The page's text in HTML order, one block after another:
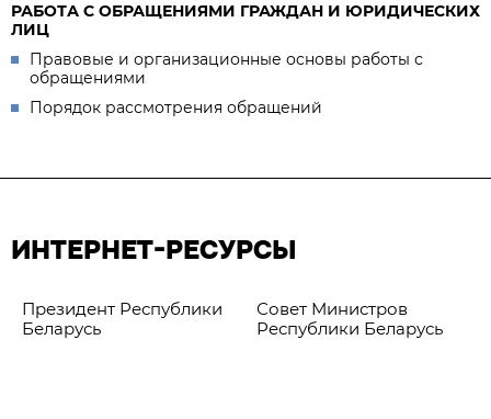
РАБОТА С ОБРАЩЕНИЯМИ ГРАЖДАН И ЮРИДИЧЕСКИХ
ЛИЦ
Правовые и организационные основы работы с
обращениями
Порядок рассмотрения обращений
ИНТЕРНЕТ-РЕСУРСЫ
Президент Республики
Беларусь
Совет Министров
Республики Беларусь